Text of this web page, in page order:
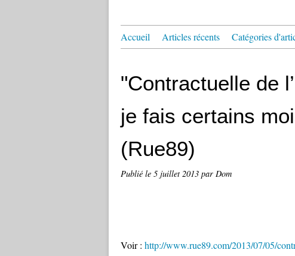
Accueil Articles récents Catégories
"Contractuelle de
je fais certains
(Rue89)
Publié le 5 juillet 2013 par Dom
Voir : http://www.rue89.com/2013/07/05/